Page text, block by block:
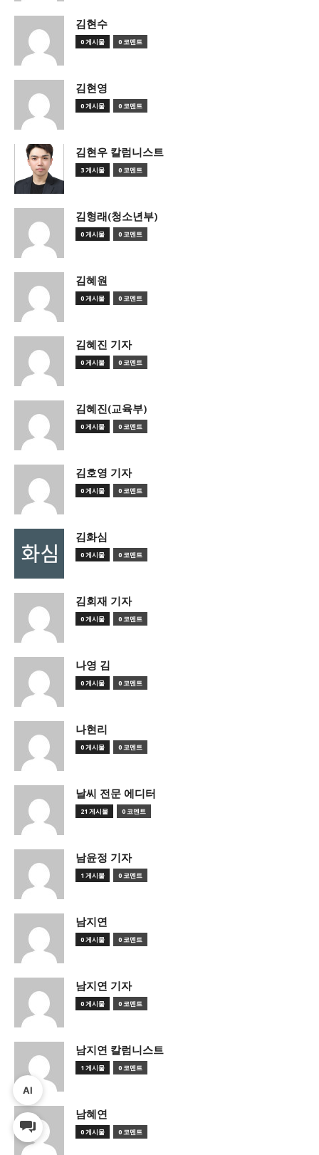
김현수
0 게시물 0 코멘트
김현영
0 게시물 0 코멘트
김현우 칼럼니스트
3 게시물 0 코멘트
김형래(청소년부)
0 게시물 0 코멘트
김혜원
0 게시물 0 코멘트
김혜진 기자
0 게시물 0 코멘트
김혜진(교육부)
0 게시물 0 코멘트
김호영 기자
0 게시물 0 코멘트
김화심
0 게시물 0 코멘트
김회재 기자
0 게시물 0 코멘트
나영 김
0 게시물 0 코멘트
나현리
0 게시물 0 코멘트
날씨 전문 에디터
21 게시물 0 코멘트
남윤정 기자
1 게시물 0 코멘트
남지연
0 게시물 0 코멘트
남지연 기자
0 게시물 0 코멘트
남지연 칼럼니스트
1 게시물 0 코멘트
남혜연
0 게시물 0 코멘트
AI